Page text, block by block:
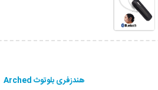
هندزفری بلوتوث Arched